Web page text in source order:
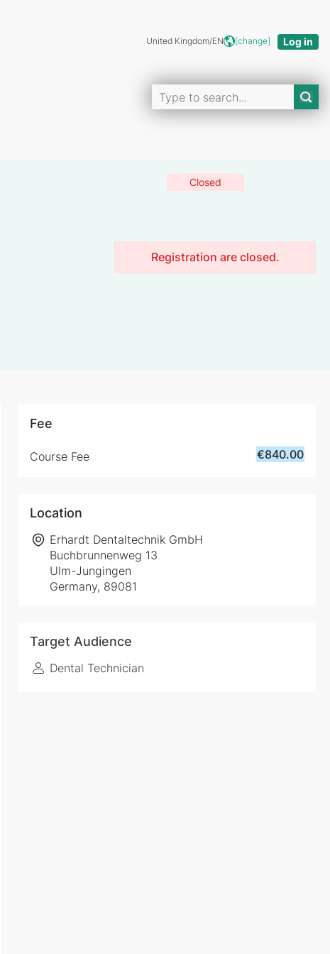
United Kingdom/EN [change]
Closed
Registration are closed.
Fee
Course Fee €840.00
Location
Erhardt Dentaltechnik GmbH
Buchbrunnenweg 13
Ulm-Jungingen
Germany, 89081
Target Audience
Dental Technician